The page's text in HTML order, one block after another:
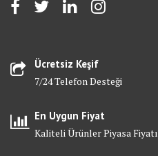
Ücretsiz Keşif
7/24 Telefon Desteği
En Uygun Fiyat
Kaliteli Ürünler Piyasa Fiyatı